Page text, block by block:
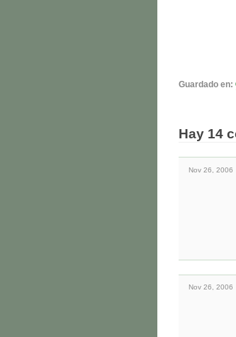
Guardado en:
Hay 14
Nov 26, 2006
Nov 26, 2006